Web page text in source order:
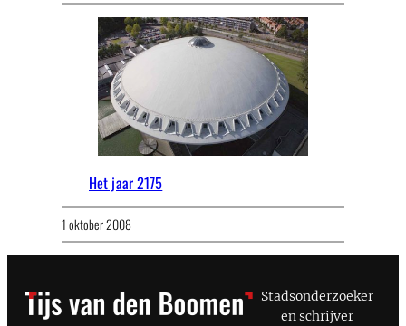
Het jaar 2175
1 oktober 2008
Stadsonderzoeker
en schrijver